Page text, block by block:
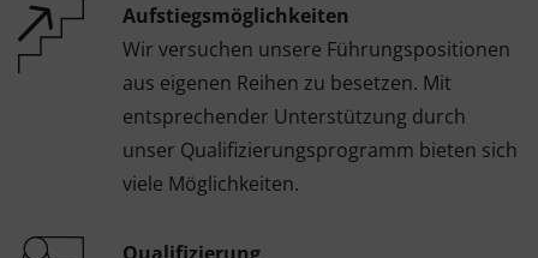
Aufstiegsmöglichkeiten
Wir versuchen unsere Führungspositionen
aus eigenen Reihen zu besetzen. Mit
entsprechender Unterstützung durch
unser Qualifizierungsprogramm bieten sich
viele Möglichkeiten.